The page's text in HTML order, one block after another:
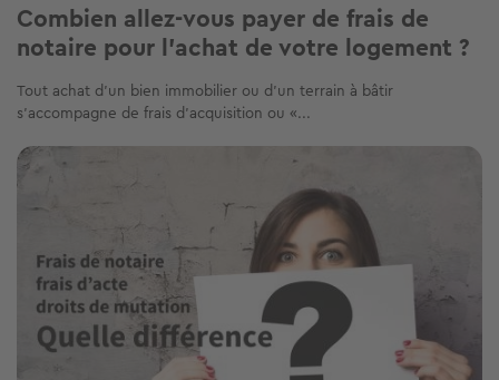
Combien allez-vous payer de frais de
notaire pour l'achat de votre logement ?
Tout achat d’un bien immobilier ou d’un terrain à bâtir
s’accompagne de frais d’acquisition ou «...
Image